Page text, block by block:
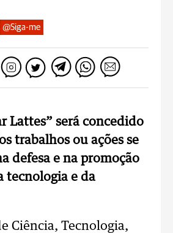
@Siga-me
Lattes” será concedido
trabalhos ou ações se
defesa e na promoção
tecnologia e da
Ciência, Tecnologia,